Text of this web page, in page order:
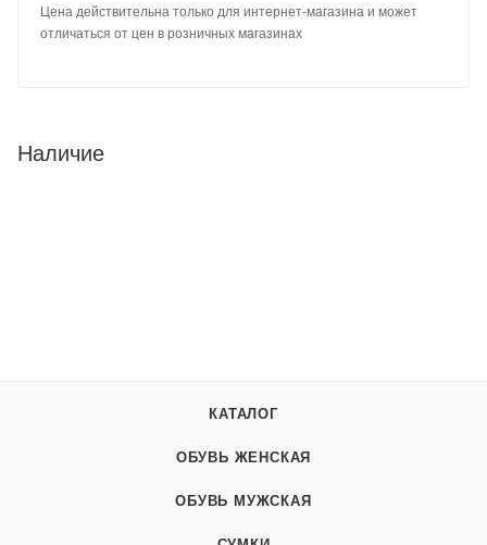
Цена действительна только для интернет-магазина и может
отличаться от цен в розничных магазинах
Наличие
КАТАЛОГ
ОБУВЬ ЖЕНСКАЯ
ОБУВЬ МУЖСКАЯ